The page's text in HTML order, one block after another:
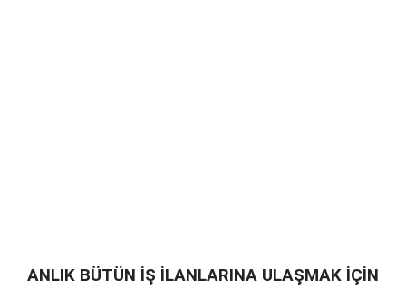
ANLIK BÜTÜN İŞ İLANLARINA ULAŞMAK İÇİN